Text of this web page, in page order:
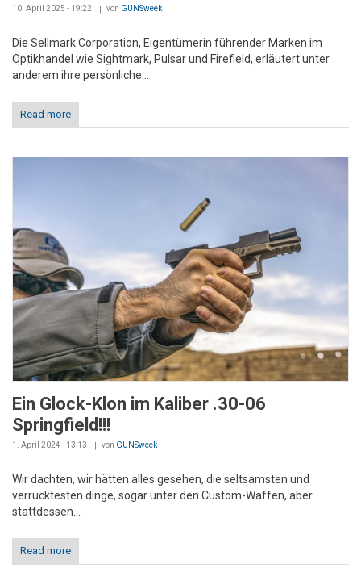
10. April 2025 - 19:22 von GUNSweek
Die Sellmark Corporation, Eigentümerin führender Marken im
Optikhandel wie Sightmark, Pulsar und Firefield, erläutert unter
anderem ihre persönliche...
Read more
Ein Glock-Klon im Kaliber .30-06
Springfield!!!
1. April 2024 - 13:13 von GUNSweek
Wir dachten, wir hätten alles gesehen, die seltsamsten und
verrücktesten dinge, sogar unter den Custom-Waffen, aber
stattdessen...
Read more